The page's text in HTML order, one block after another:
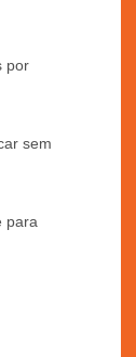
por
sem
para